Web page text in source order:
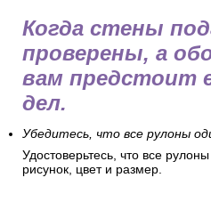
Когда стены
проверены, а
вам предстоит
дел.
Убедитесь, что все рулоны
Удостоверьтесь, что все
рисунок, цвет и размер.